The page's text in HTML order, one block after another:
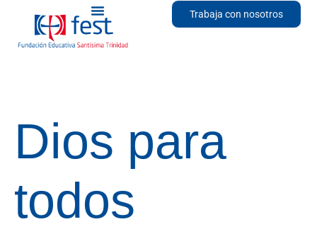
Trabaja con nosotros
Dios para
todos